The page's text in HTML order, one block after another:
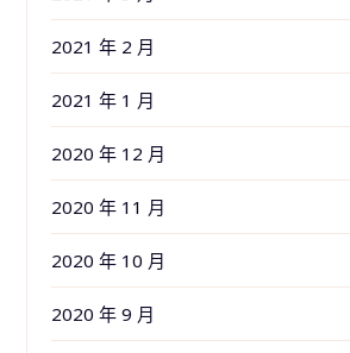
2021 年 2 月
2021 年 1 月
2020 年 12 月
2020 年 11 月
2020 年 10 月
2020 年 9 月